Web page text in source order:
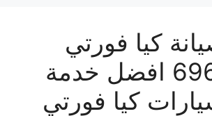
كيا فورتي
69622745 افضل خدمة
كيا فورتي